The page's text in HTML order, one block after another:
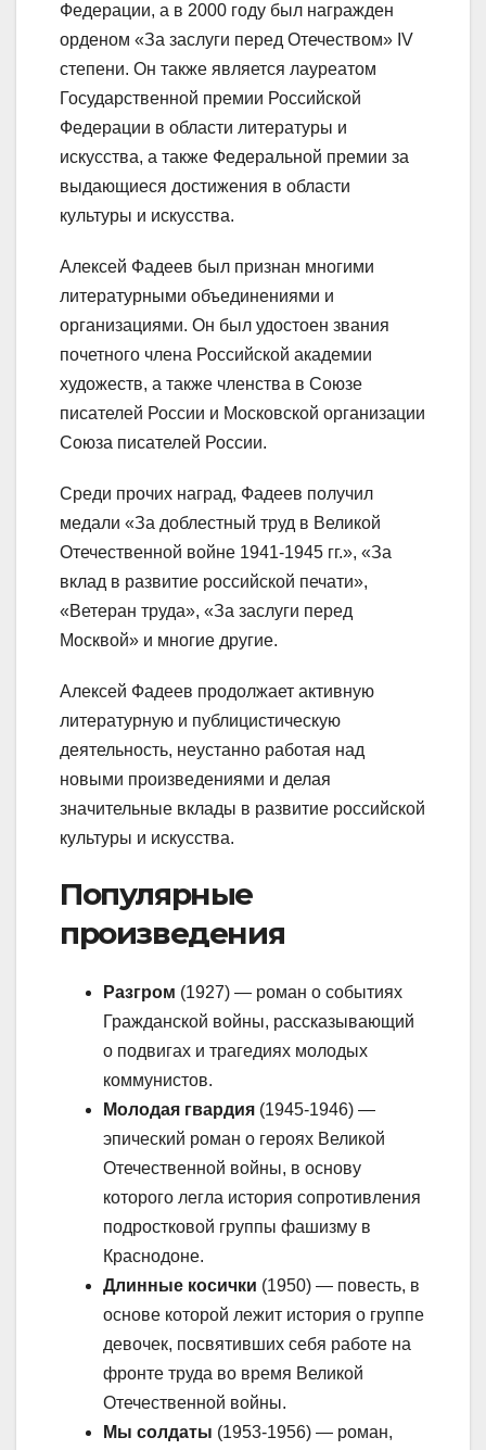
Федерации, а в 2000 году был награжден
орденом «За заслуги перед Отечеством» IV
степени. Он также является лауреатом
Государственной премии Российской
Федерации в области литературы и
искусства, а также Федеральной премии за
выдающиеся достижения в области
культуры и искусства.
Алексей Фадеев был признан многими
литературными объединениями и
организациями. Он был удостоен звания
почетного члена Российской академии
художеств, а также членства в Союзе
писателей России и Московской организации
Союза писателей России.
Среди прочих наград, Фадеев получил
медали «За доблестный труд в Великой
Отечественной войне 1941-1945 гг.», «За
вклад в развитие российской печати»,
«Ветеран труда», «За заслуги перед
Москвой» и многие другие.
Алексей Фадеев продолжает активную
литературную и публицистическую
деятельность, неустанно работая над
новыми произведениями и делая
значительные вклады в развитие российской
культуры и искусства.
Популярные
произведения
Разгром (1927) — роман о событиях
Гражданской войны, рассказывающий
о подвигах и трагедиях молодых
коммунистов.
Молодая гвардия (1945-1946) —
эпический роман о героях Великой
Отечественной войны, в основу
которого легла история сопротивления
подростковой группы фашизму в
Краснодоне.
Длинные косички (1950) — повесть, в
основе которой лежит история о группе
девочек, посвятивших себя работе на
фронте труда во время Великой
Отечественной войны.
Мы солдаты (1953-1956) — роман,